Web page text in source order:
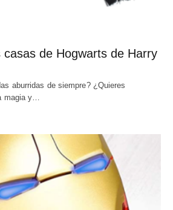
casas de Hogwarts de Harry
aburridas de siempre? ¿Quieres
magia y…